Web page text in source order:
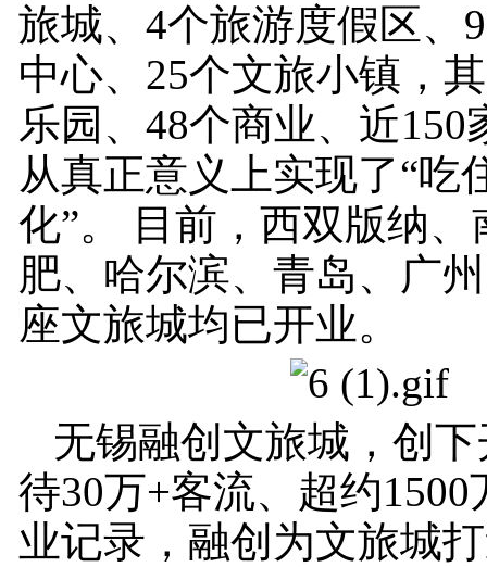
旅城、4个旅游度假区、
中心、25个文旅小镇，
乐园、48个商业、近150
从真正意义上实现了“吃
化”。 目前，西双版纳、
肥、哈尔滨、青岛、广
座文旅城均已开业。
无锡融创文旅城，创
待30万+客流、超约1500
业记录，融创为文旅城